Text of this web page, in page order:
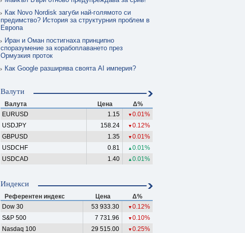
Как Novo Nordisk загуби най-голямото си
предимство? История за структурния проблем в
Европа
Иран и Оман постигнаха принципно
споразумение за корабоплаването през
Ормузкия проток
Как Google разширява своята AI империя?
Валути
Валута Цена
Δ%
EURUSD
1.15 ▼ 0.01%
USDJPY
158.24 ▼ 0.12%
GBPUSD
1.35 ▼ 0.01%
USDCHF
0.81 ▲ 0.01%
USDCAD
1.40 ▲ 0.01%
Индекси
Референтен индекс Цена
Δ%
Dow 30
53 933.30 ▼ 0.12%
S&P 500
7 731.96 ▼ 0.10%
Nasdaq 100
29 515.00 ▼ 0.25%